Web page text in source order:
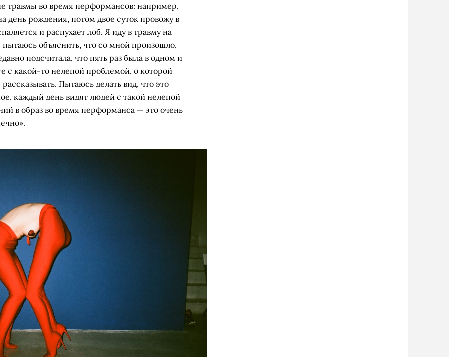
травмы во время перформансов: например,
день рождения, потом двое суток провожу в
и распухает лоб. Я иду в травму на
объяснить, что со мной произошло,
подсчитала, что пять раз была в одном и
с какой-то нелепой проблемой, о которой
Пытаюсь делать вид, что это
каждый день видят людей с такой нелепой
в образ во время перформанса — это очень